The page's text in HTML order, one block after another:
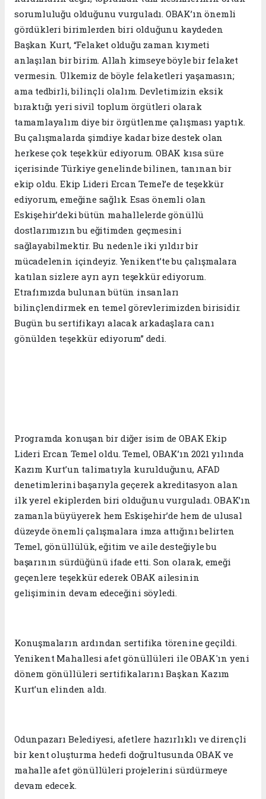
sorumluluğu olduğunu vurguladı. OBAK’ın önemli
gördükleri birimlerden biri olduğunu kaydeden
Başkan Kurt, “Felaket olduğu zaman kıymeti
anlaşılan bir birim. Allah kimseye böyle bir felaket
vermesin. Ülkemiz de böyle felaketleri yaşamasın;
ama tedbirli, bilinçli olalım. Devletimizin eksik
bıraktığı yeri sivil toplum örgütleri olarak
tamamlayalım diye bir örgütlenme çalışması yaptık.
Bu çalışmalarda şimdiye kadar bize destek olan
herkese çok teşekkür ediyorum. OBAK kısa süre
içerisinde Türkiye genelinde bilinen, tanınan bir
ekip oldu. Ekip Lideri Ercan Temel’e de teşekkür
ediyorum, emeğine sağlık. Esas önemli olan
Eskişehir’deki bütün mahallelerde gönüllü
dostlarımızın bu eğitimden geçmesini
sağlayabilmektir. Bu nedenle iki yıldır bir
mücadelenin içindeyiz. Yenikent’te bu çalışmalara
katılan sizlere ayrı ayrı teşekkür ediyorum.
Etrafımızda bulunan bütün insanları
bilinçlendirmek en temel görevlerimizden birisidir.
Bugün bu sertifikayı alacak arkadaşlara canı
gönülden teşekkür ediyorum” dedi.
Programda konuşan bir diğer isim de OBAK Ekip
Lideri Ercan Temel oldu. Temel, OBAK’ın 2021 yılında
Kazım Kurt’un talimatıyla kurulduğunu, AFAD
denetimlerini başarıyla geçerek akreditasyon alan
ilk yerel ekiplerden biri olduğunu vurguladı. OBAK’ın
zamanla büyüyerek hem Eskişehir’de hem de ulusal
düzeyde önemli çalışmalara imza attığını belirten
Temel, gönüllülük, eğitim ve aile desteğiyle bu
başarının sürdüğünü ifade etti. Son olarak, emeği
geçenlere teşekkür ederek OBAK ailesinin
gelişiminin devam edeceğini söyledi.
Konuşmaların ardından sertifika törenine geçildi.
Yenikent Mahallesi afet gönüllüleri ile OBAK'ın yeni
dönem gönüllüleri sertifikalarını Başkan Kazım
Kurt’un elinden aldı.
Odunpazarı Belediyesi, afetlere hazırlıklı ve dirençli
bir kent oluşturma hedefi doğrultusunda OBAK ve
mahalle afet gönüllüleri projelerini sürdürmeye
devam edecek.